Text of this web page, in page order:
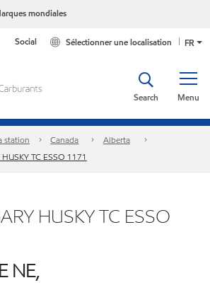
mondiales
FR
Sélectionner une localisation
Social
Menu
Search
station Canada
Alberta
TC ESSO 1171
HUSKY TC ESSO
NE,